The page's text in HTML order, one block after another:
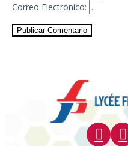
Correo Electrónico:
Publicar Comentario